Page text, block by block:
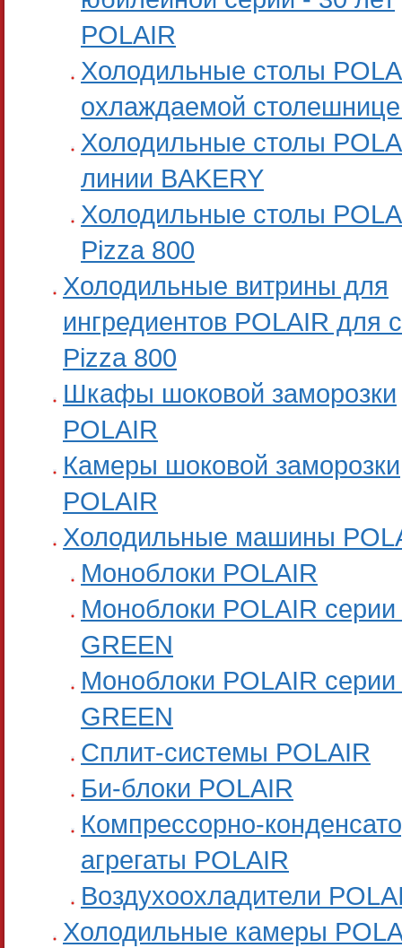
POLAIR
Холодильные столы
охлаждаемой
Холодильные столы
линии BAKERY
Холодильные столы
Pizza 800
Холодильные витрины для
ингредиентов POLAIR для
Pizza 800
Шкафы шоковой заморозки
POLAIR
Камеры шоковой заморозки
POLAIR
Холодильные машины
Моноблоки POLAIR
Моноблоки POLAIR серии
GREEN
Моноблоки POLAIR серии
GREEN
Сплит-системы POLAIR
Би-блоки POLAIR
Компрессорно-
агрегаты POLAIR
Воздухоохладители
Холодильные камеры